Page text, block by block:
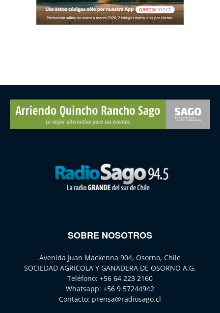
SOBRE NOSOTROS
Avenida Juan Mackenna 904, Osorno, Chile
SOCIEDAD AGRICOLA Y GANADERA DE OSORNO A.G.
Teléfono: +56 64 223 2160
Whatsapp: +56 9 57244942
Contacto: prensa@radiosago.cl